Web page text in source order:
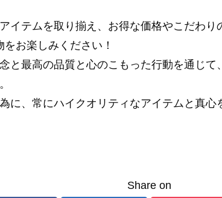
イテムを取り揃え、お得な価格やこだわ
お楽しみください！
と最高の品質と心のこもった行動を通じ
に、常にハイクオリティなアイテムと真心
Share on